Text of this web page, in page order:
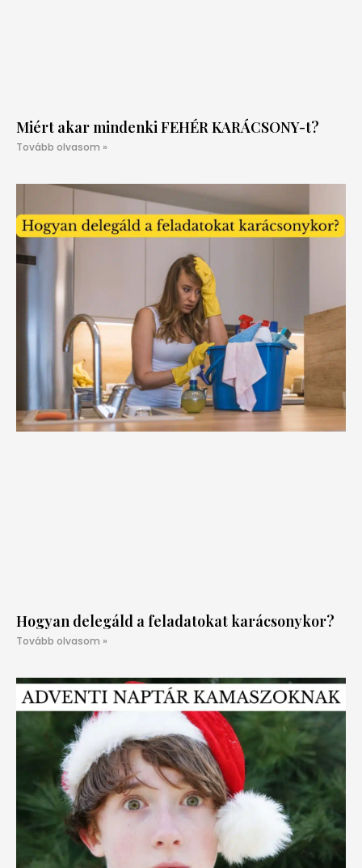
Miért akar mindenki FEHÉR KARÁCSONY-t?
Tovább olvasom »
Hogyan delegáld a feladatokat karácsonykor?
Tovább olvasom »